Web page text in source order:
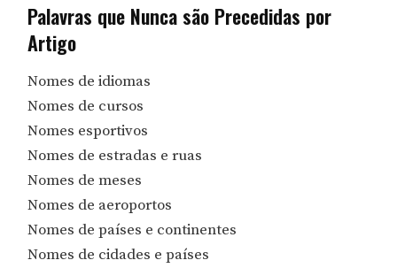
Palavras que Nunca são Precedidas por
Artigo
Nomes de idiomas
Nomes de cursos
Nomes esportivos
Nomes de estradas e ruas
Nomes de meses
Nomes de aeroportos
Nomes de países e continentes
Nomes de cidades e países